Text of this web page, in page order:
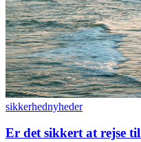
sikkerhednyheder
Er det sikkert at rejse